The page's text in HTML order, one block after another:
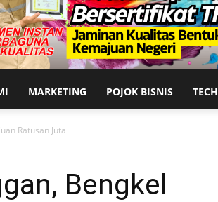
MARKETING POJOK BISNIS TECH
Ratusan Juta
Bengkel